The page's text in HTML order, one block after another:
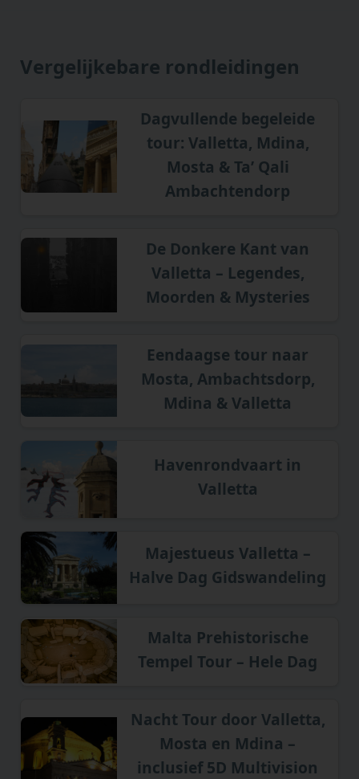
Vergelijkebare rondleidingen
Dagvullende begeleide
tour: Valletta, Mdina,
Mosta & Ta’ Qali
Ambachtendorp
De Donkere Kant van
Valletta – Legendes,
Moorden & Mysteries
Eendaagse tour naar
Mosta, Ambachtsdorp,
Mdina & Valletta
Havenrondvaart in
Valletta
Majestueus Valletta –
Halve Dag Gidswandeling
Malta Prehistorische
Tempel Tour – Hele Dag
Nacht Tour door Valletta,
Mosta en Mdina –
inclusief 5D Multivision